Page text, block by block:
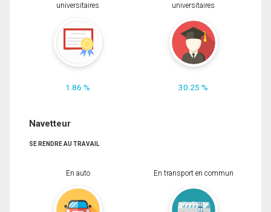
universitaires
1.86 %
universitaires
30.25 %
Navetteur
SE RENDRE AU TRAVAIL
En auto En transport en commun